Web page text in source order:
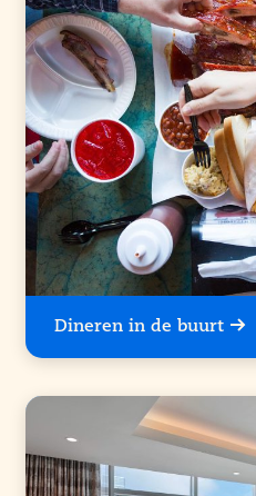
Dineren in de buurt